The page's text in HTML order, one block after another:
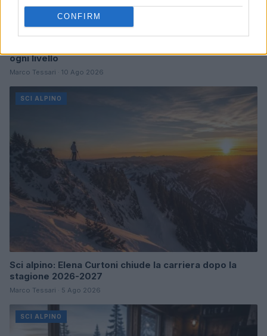
CONFIRM
ogni livello
Marco Tessari · 10 Ago 2026
SCI ALPINO
Sci alpino: Elena Curtoni chiude la carriera dopo la
stagione 2026-2027
Marco Tessari · 5 Ago 2026
SCI ALPINO